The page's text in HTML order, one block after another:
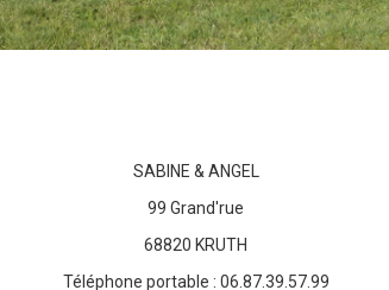
SABINE & ANGEL
99 Grand'rue
68820 KRUTH
Téléphone portable : 06.87.39.57.99